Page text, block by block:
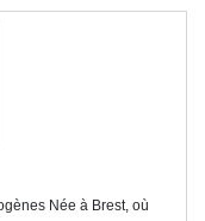
Née à Brest, où